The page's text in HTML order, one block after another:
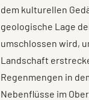
dem kulturellen
geologische Lage
umschlossen wird,
Landschaft
Regenmengen in
Nebenflüsse im